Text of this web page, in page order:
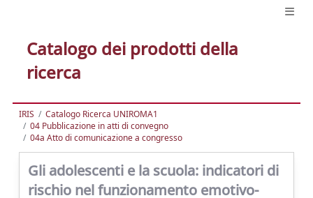
Catalogo dei prodotti della
ricerca
IRIS
Catalogo Ricerca UNIROMA1
04 Pubblicazione in atti di convegno
04a Atto di comunicazione a congresso
Gli adolescenti e la scuola: indicatori di
rischio nel funzionamento emotivo-